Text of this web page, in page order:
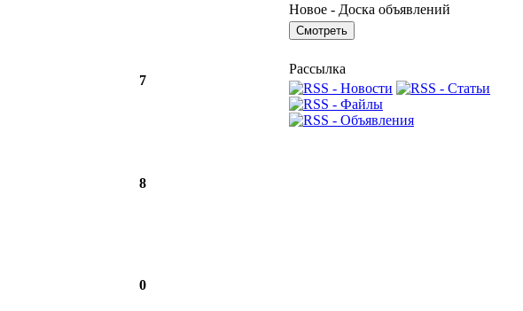
7
8
0
Новое - Доска объявлений
Рассылка